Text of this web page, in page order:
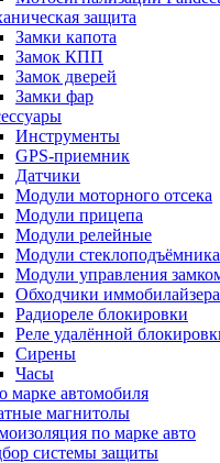
защита
Замки капота
Замок КПП
Замок дверей
Замки фар
Инструменты
GPS-приемник
Датчики
Модули моторного отсека
Модули прицепа
Модули релейные
Модули стеклоподъёмника
Модули управления
Обходчики иммобилайзера
Радиореле блокировки
Реле удалённой
Сирены
Часы
марке автомобиля
магнитолы
по марке авто
системы защиты